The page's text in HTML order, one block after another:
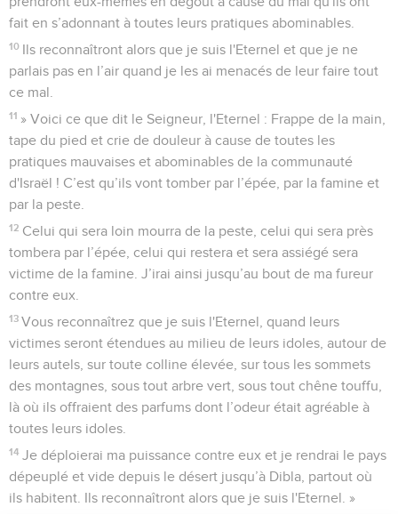
fait en s’adonnant à toutes leurs pratiques abominables.
10 Ils reconnaîtront alors que je suis l'Eternel et que je ne
parlais pas en l’air quand je les ai menacés de leur faire tout
ce mal.
11 » Voici ce que dit le Seigneur, l'Eternel : Frappe de la main,
tape du pied et crie de douleur à cause de toutes les
pratiques mauvaises et abominables de la communauté
d'Israël ! C’est qu’ils vont tomber par l’épée, par la famine et
par la peste.
12 Celui qui sera loin mourra de la peste, celui qui sera près
tombera par l’épée, celui qui restera et sera assiégé sera
victime de la famine. J’irai ainsi jusqu’au bout de ma fureur
contre eux.
13 Vous reconnaîtrez que je suis l'Eternel, quand leurs
victimes seront étendues au milieu de leurs idoles, autour de
leurs autels, sur toute colline élevée, sur tous les sommets
des montagnes, sous tout arbre vert, sous tout chêne touffu,
là où ils offraient des parfums dont l’odeur était agréable à
toutes leurs idoles.
14 Je déploierai ma puissance contre eux et je rendrai le pays
dépeuplé et vide depuis le désert jusqu’à Dibla, partout où
ils habitent. Ils reconnaîtront alors que je suis l'Eternel. »